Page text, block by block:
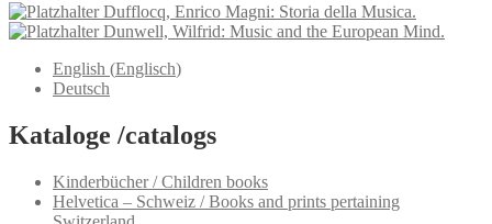
Dufflocq, Enrico Magni: Storia della Musica.
Dunwell, Wilfrid: Music and the European Mind.
English (Englisch)
Deutsch
Kataloge /catalogs
Kinderbücher / Children books
Helvetica – Schweiz / Books and prints pertaining